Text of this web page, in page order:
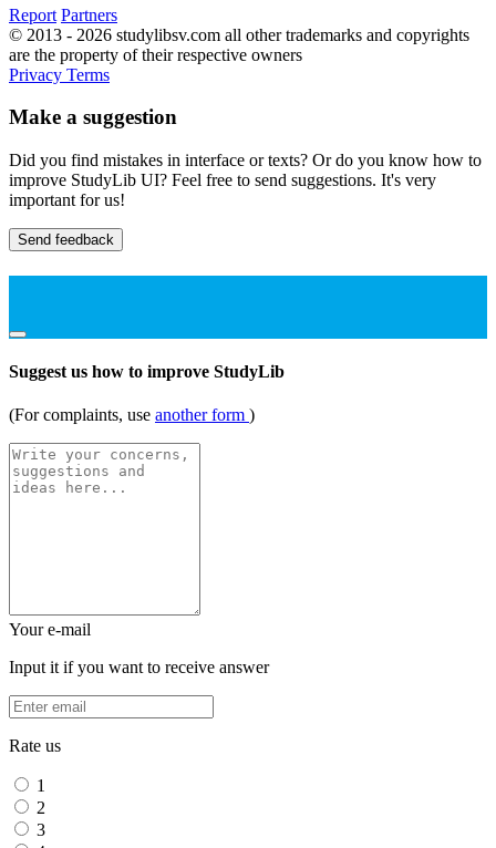
Report Partners
© 2013 - 2026 studylibsv.com all other trademarks and copyrights
are the property of their respective owners
Privacy Terms
Make a suggestion
Did you find mistakes in interface or texts? Or do you know how to
improve StudyLib UI? Feel free to send suggestions. It's very
important for us!
Send feedback
Suggest us how to improve StudyLib
(For complaints, use another form )
Your e-mail
Input it if you want to receive answer
Rate us
1
2
3